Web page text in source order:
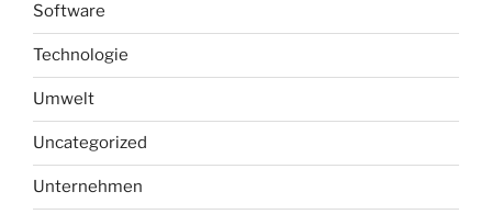
Software
Technologie
Umwelt
Uncategorized
Unternehmen